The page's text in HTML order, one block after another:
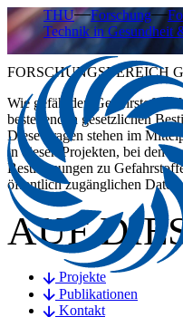
THU Forschung
Technik in
FORSCHUNGSBEREICH
Wie gefährden Gefahrstoffe
bestehenden gesetzlichen
Diese Fragen stehen im
in diesen Projekten, bei
Bestimmungen zu
öffentlich zugänglichen Daten
AUF
Projekte
Publikationen
Kontakt